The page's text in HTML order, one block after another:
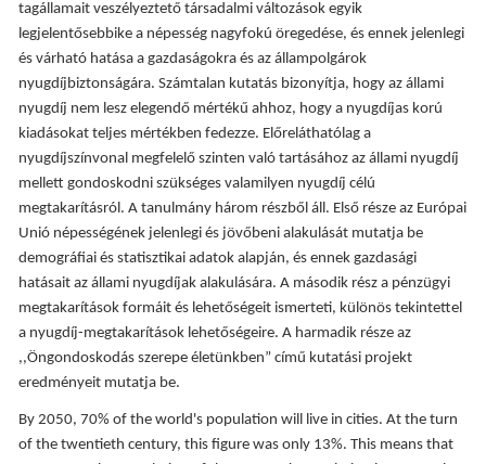
tagállamait veszélyeztető társadalmi változások egyik
legjelentősebbike a népesség nagyfokú öregedése, és ennek jelenlegi
és várható hatása a gazdaságokra és az állampolgárok
nyugdíjbiztonságára. Számtalan kutatás bizonyítja, hogy az állami
nyugdíj nem lesz elegendő mértékű ahhoz, hogy a nyugdíjas korú
kiadásokat teljes mértékben fedezze. Előreláthatólag a
nyugdíjszínvonal megfelelő szinten való tartásához az állami nyugdíj
mellett gondoskodni szükséges valamilyen nyugdíj célú
megtakarításról. A tanulmány három részből áll. Első része az Európai
Unió népességének jelenlegi és jövőbeni alakulását mutatja be
demográfiai és statisztikai adatok alapján, és ennek gazdasági
hatásait az állami nyugdíjak alakulására. A második rész a pénzügyi
megtakarítások formáit és lehetőségeit ismerteti, különös tekintettel
a nyugdíj-megtakarítások lehetőségeire. A harmadik része az
,,Öngondoskodás szerepe életünkben” című kutatási projekt
eredményeit mutatja be.
By 2050, 70% of the world's population will live in cities. At the turn
of the twentieth century, this figure was only 13%. This means that